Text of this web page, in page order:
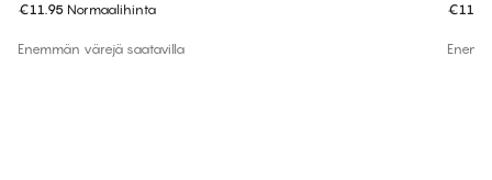
€11.95 Normaalihinta
Enemmän värejä saatavilla
€11.95